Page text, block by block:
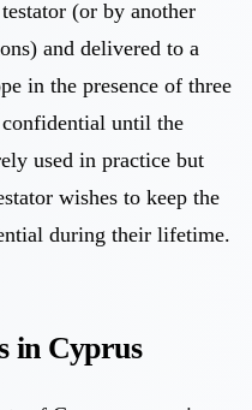
(or by another
and delivered to a
in the presence of three
confidential until the
used in practice but
wishes to keep the
during their lifetime.
in Cyprus